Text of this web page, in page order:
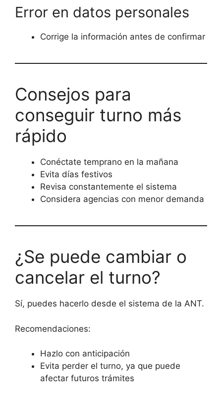
Error en datos personales
Corrige la información antes de confirmar
Consejos para
conseguir turno más
rápido
Conéctate temprano en la mañana
Evita días festivos
Revisa constantemente el sistema
Considera agencias con menor demanda
¿Se puede cambiar o
cancelar el turno?
Sí, puedes hacerlo desde el sistema de la ANT.
Recomendaciones:
Hazlo con anticipación
Evita perder el turno, ya que puede
afectar futuros trámites